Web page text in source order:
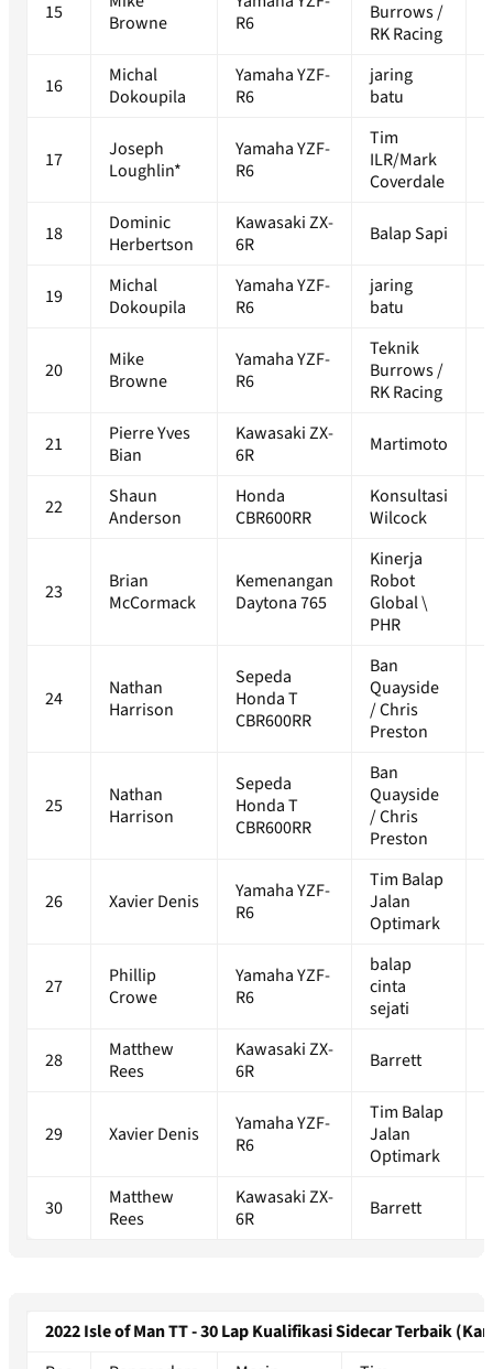
15
Browne
R6
Burrows /
RK Racing
16
Michal
Dokoupila
Yamaha YZF-
R6
jaring
batu
17
Joseph
Loughlin*
Yamaha YZF-
R6
Tim
ILR/Mark
Coverdale
18
Dominic
Herbertson
Kawasaki ZX-
6R
Balap Sapi
19
Michal
Dokoupila
Yamaha YZF-
R6
jaring
batu
20
Mike
Browne
Yamaha YZF-
R6
Teknik
Burrows /
RK Racing
21
Pierre Yves
Bian
Kawasaki ZX-
6R
Martimoto
22
Shaun
Anderson
Honda
CBR600RR
Konsultasi
Wilcock
23
Brian
McCormack
Kemenangan
Daytona 765
Kinerja
Robot
Global \
PHR
24
Nathan
Harrison
Sepeda
Honda T
CBR600RR
Ban
Quayside
/ Chris
Preston
25
Nathan
Harrison
Sepeda
Honda T
CBR600RR
Ban
Quayside
/ Chris
Preston
26 Xavier Denis
Yamaha YZF-
R6
Tim Balap
Jalan
Optimark
27
Phillip
Crowe
Yamaha YZF-
R6
balap
cinta
sejati
28
Matthew
Rees
Kawasaki ZX-
6R
Barrett
29 Xavier Denis
Yamaha YZF-
R6
Tim Balap
Jalan
Optimark
30
Matthew
Rees
Kawasaki ZX-
6R
Barrett
2022 Isle of Man TT - 30 Lap Kualifikasi Sidecar Terbaik